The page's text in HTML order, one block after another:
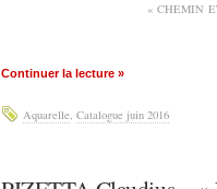
« CHEMIN
Continuer la lecture »
Aquarelle, Catalogue juin 2016